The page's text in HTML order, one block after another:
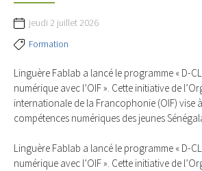
jeudi 2 juillet 2026
Formation
Linguère Fablab a lancé le programme « D-
numérique avec l’OIF ». Cette initiative de
internationale de la Francophonie (OIF) vise
compétences numériques des jeunes
Linguère Fablab a lancé le programme « D-
numérique avec l’OIF ». Cette initiative de